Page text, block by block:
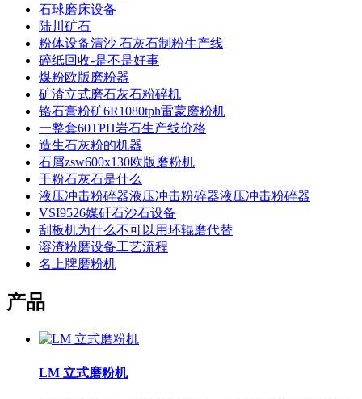
石球磨床设备
陆川矿石
粉体设备清沙 石灰石制粉生产线
碎纸回收-是不是好事
煤粉欧版磨粉器
矿渣立式磨石灰石粉碎机
铬石膏粉矿6R1080tph雷蒙磨粉机
一整套60TPH岩石生产线价格
造生石灰粉的机器
石屑zsw600x130欧版磨粉机
干粉石灰石是什么
液压冲击粉碎器液压冲击粉碎器液压冲击粉碎器
VSI9526媒矸石沙石设备
刮板机为什么不可以用环辊磨代替
溶渣粉磨设备工艺流程
名上牌磨粉机
产品
LM 立式磨粉机